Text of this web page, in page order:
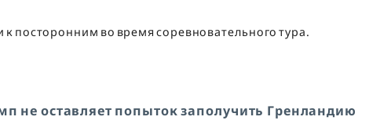
к посторонним во время соревновательного тура.
не оставляет попыток заполучить Гренландию